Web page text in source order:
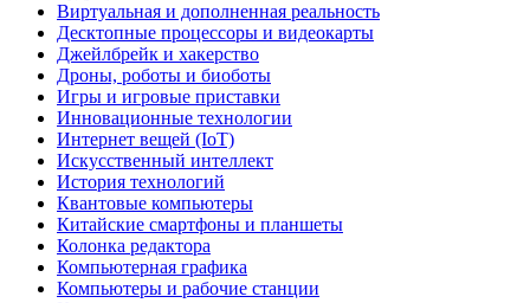
Виртуальная и дополненная реальность
Десктопные процессоры и видеокарты
Джейлбрейк и хакерство
Дроны, роботы и биоботы
Игры и игровые приставки
Инновационные технологии
Интернет вещей (IoT)
Искусственный интеллект
История технологий
Квантовые компьютеры
Китайские смартфоны и планшеты
Колонка редактора
Компьютерная графика
Компьютеры и рабочие станции